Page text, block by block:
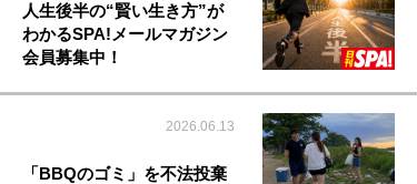
人生後半の“賢い生き方”が
わかるSPA!メールマガジン
会員募集中！
2026.06.13
「BBQのゴミ」を不法投棄